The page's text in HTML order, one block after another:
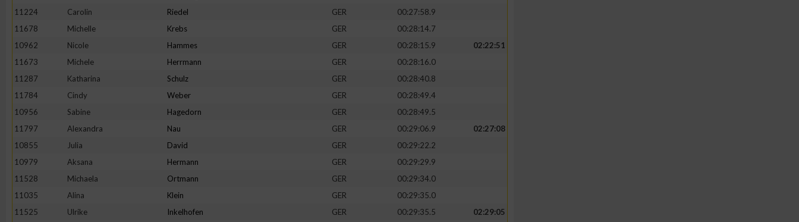
11224
Carolin Riedel GER
00:27:58.9
11678
Michelle Krebs GER
00:28:14.7
10962
Nicole Hammes GER 00:28:15.9
02:22:51
11673
Michele Herrmann GER
00:28:16.0
11287
Katharina Schulz GER
00:28:40.8
11784
Cindy Weber GER
00:28:49.4
10956
Sabine Hagedorn GER
00:28:49.5
11797
Alexandra Nau GER 00:29:06.9
02:27:08
10855
Julia David GER
00:29:22.2
10979
Aksana Hermann GER
00:29:29.9
11528
Michaela Ortmann GER
00:29:34.0
11035
Alina Klein GER
00:29:35.0
11525
Ulrike Inkelhofen GER 00:29:35.5
02:29:05